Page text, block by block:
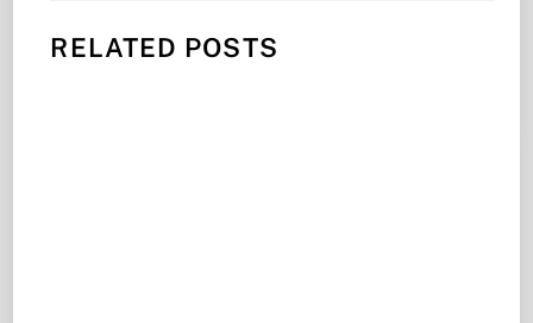
RELATED POSTS